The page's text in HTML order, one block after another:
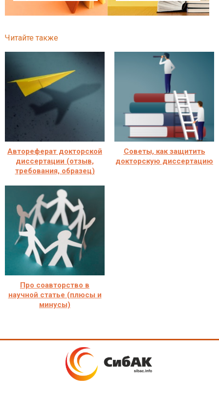
Читайте также
Автореферат докторской
диссертации (отзыв,
требования, образец)
Советы, как защитить
докторскую диссертацию
Про соавторство в
научной статье (плюсы и
минусы)